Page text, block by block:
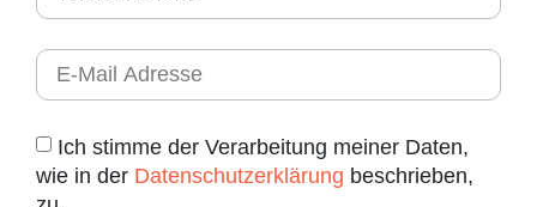
Ich stimme der Verarbeitung meiner Daten,
wie in der Datenschutzerklärung beschrieben,